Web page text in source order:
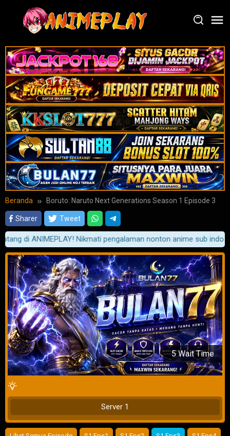
Beranda Boruto: Naruto Next Generations Season 1 Episode 3
Sharer Tweet
di ANIMEPLAY! Nikmati pengalaman nonton anime sub indo
5 Wait Time
Klik Untuk Memainkan
Server 1